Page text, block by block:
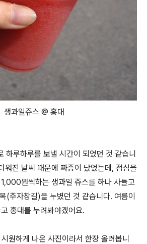
생과일쥬스 @ 홍대
하루하루를 보낼 시간이 되었던 것 같습니
워진 날씨 때문에 짜증이 났었는데, 점심을
원씩하는 생과일 쥬스를 하나 사들고
(주자창길)을 누볐던 것 같습니다. 여름이
홍대를 누려봐야겠어요.
원하게 나온 사진이라서 한장 올려봅니